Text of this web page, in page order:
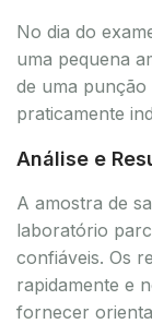
No dia do
uma pequena
de uma
praticamente
Análise e
A amostra de
laboratório
confiáveis. Os
rapidamente e
fornecer